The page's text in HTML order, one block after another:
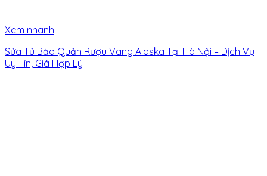
Xem nhanh
Sửa Tủ Bảo Quản Rượu Vang Alaska Tại Hà Nội – Dịch Vụ
Uy Tín, Giá Hợp Lý